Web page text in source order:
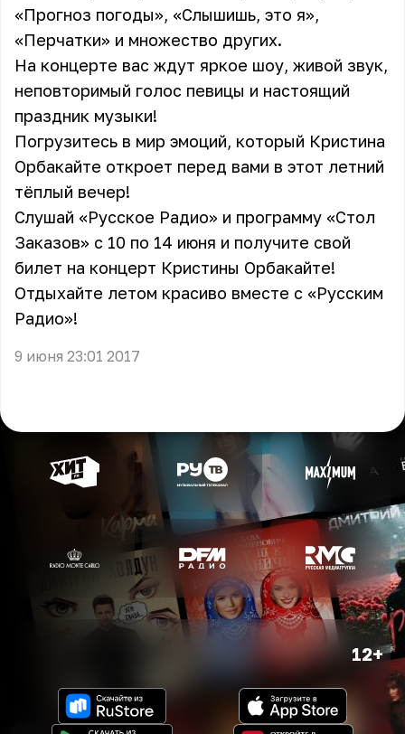
«Прогноз погоды», «Слышишь, это я»,
«Перчатки» и множество других.
На концерте вас ждут яркое шоу, живой звук,
неповторимый голос певицы и настоящий
праздник музыки!
Погрузитесь в мир эмоций, который Кристина
Орбакайте откроет перед вами в этот летний
тёплый вечер!
Слушай «Русское Радио» и программу «Стол
Заказов» с 10 по 14 июня и получите свой
билет на концерт Кристины Орбакайте!
Отдыхайте летом красиво вместе с «Русским
Радио»!
9 июня 23:01 2017
12+